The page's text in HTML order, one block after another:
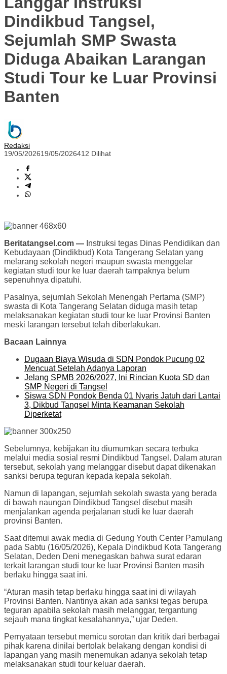
Dindikbud Tangsel,
Sejumlah SMP Swasta
Diduga Abaikan Larangan
Studi Tour ke Luar Provinsi
Banten
Redaksi
19/05/202619/05/2026412 Dilihat
Beritatangsel.com — Instruksi tegas Dinas Pendidikan dan
Kebudayaan (Dindikbud) Kota Tangerang Selatan yang
melarang sekolah negeri maupun swasta menggelar
kegiatan studi tour ke luar daerah tampaknya belum
sepenuhnya dipatuhi.
Pasalnya, sejumlah Sekolah Menengah Pertama (SMP)
swasta di Kota Tangerang Selatan diduga masih tetap
melaksanakan kegiatan studi tour ke luar Provinsi Banten
meski larangan tersebut telah diberlakukan.
Bacaan Lainnya
Dugaan Biaya Wisuda di SDN Pondok Pucung 02
Mencuat Setelah Adanya Laporan
Jelang SPMB 2026/2027, Ini Rincian Kuota SD dan
SMP Negeri di Tangsel
Siswa SDN Pondok Benda 01 Nyaris Jatuh dari Lantai
3, Dikbud Tangsel Minta Keamanan Sekolah
Diperketat
Sebelumnya, kebijakan itu diumumkan secara terbuka
melalui media sosial resmi Dindikbud Tangsel. Dalam aturan
tersebut, sekolah yang melanggar disebut dapat dikenakan
sanksi berupa teguran kepada kepala sekolah.
Namun di lapangan, sejumlah sekolah swasta yang berada
di bawah naungan Dindikbud Tangsel disebut masih
menjalankan agenda perjalanan studi ke luar daerah
provinsi Banten.
Saat ditemui awak media di Gedung Youth Center Pamulang
pada Sabtu (16/05/2026), Kepala Dindikbud Kota Tangerang
Selatan, Deden Deni menegaskan bahwa surat edaran
terkait larangan studi tour ke luar Provinsi Banten masih
berlaku hingga saat ini.
“Aturan masih tetap berlaku hingga saat ini di wilayah
Provinsi Banten. Nantinya akan ada sanksi tegas berupa
teguran apabila sekolah masih melanggar, tergantung
sejauh mana tingkat kesalahannya,” ujar Deden.
Pernyataan tersebut memicu sorotan dan kritik dari berbagai
pihak karena dinilai bertolak belakang dengan kondisi di
lapangan yang masih menemukan adanya sekolah tetap
melaksanakan studi tour keluar daerah.